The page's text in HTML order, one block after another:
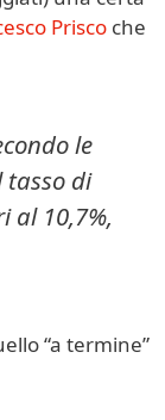
Prisco che
le
tasso di
al 10,7%,
“a termine”